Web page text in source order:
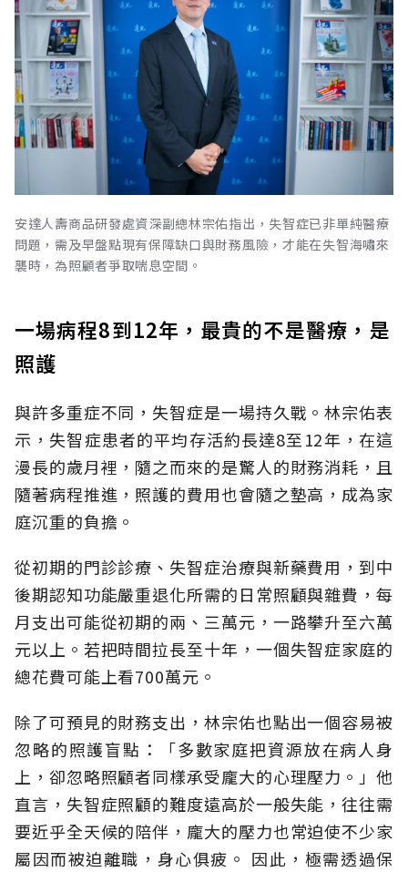
安達人壽商品研發處資深副總林宗佑指出，失智症已非單純醫療
問題，需及早盤點現有保障缺口與財務風險，才能在失智海嘯來
襲時，為照顧者爭取喘息空間。
一場病程8到12年，最貴的不是醫療，是
照護
與許多重症不同，失智症是一場持久戰。林宗佑表
示，失智症患者的平均存活約長達8至12年，在這
漫長的歲月裡，隨之而來的是驚人的財務消耗，且
隨著病程推進，照護的費用也會隨之墊高，成為家
庭沉重的負擔。
從初期的門診診療、失智症治療與新藥費用，到中
後期認知功能嚴重退化所需的日常照顧與雜費，每
月支出可能從初期的兩、三萬元，一路攀升至六萬
元以上。若把時間拉長至十年，一個失智症家庭的
總花費可能上看700萬元。
除了可預見的財務支出，林宗佑也點出一個容易被
忽略的照護盲點：「多數家庭把資源放在病人身
上，卻忽略照顧者同樣承受龐大的心理壓力。」他
直言，失智症照顧的難度遠高於一般失能，往往需
要近乎全天候的陪伴，龐大的壓力也常迫使不少家
屬因而被迫離職，身心俱疲。 因此，極需透過保